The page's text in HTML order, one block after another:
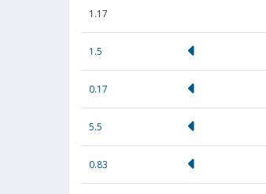
1.17
1.5
0.17
5.5
0.83